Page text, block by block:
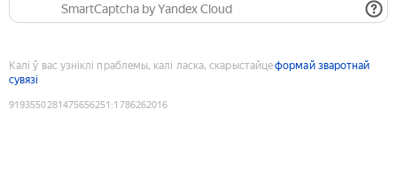
SmartCaptcha by Yandex Cloud
Калі ў вас узніклі праблемы, калі ласка, скарыстайцеформай зваротнай
сувязі
9193550281475656251 :1786262016